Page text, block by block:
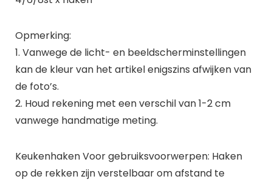
Opmerking:
1. Vanwege de licht- en beeldscherminstellingen
kan de kleur van het artikel enigszins afwijken van
de foto’s.
2. Houd rekening met een verschil van 1-2 cm
vanwege handmatige meting.
Keukenhaken Voor gebruiksvoorwerpen: Haken
op de rekken zijn verstelbaar om afstand te